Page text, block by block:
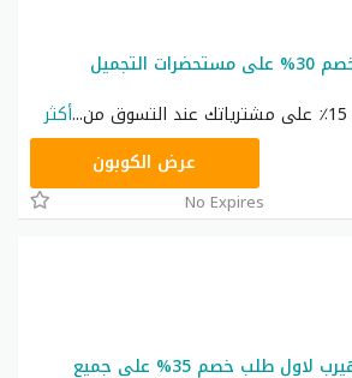
كود خصم اي هيرب خصم 30% على مستحضرات التجميل
...أكثر
OBP3235عرض الكوبون
No Expires
أقوى كود خصم اي هيرب لاول طلب خصم 35% على جميع